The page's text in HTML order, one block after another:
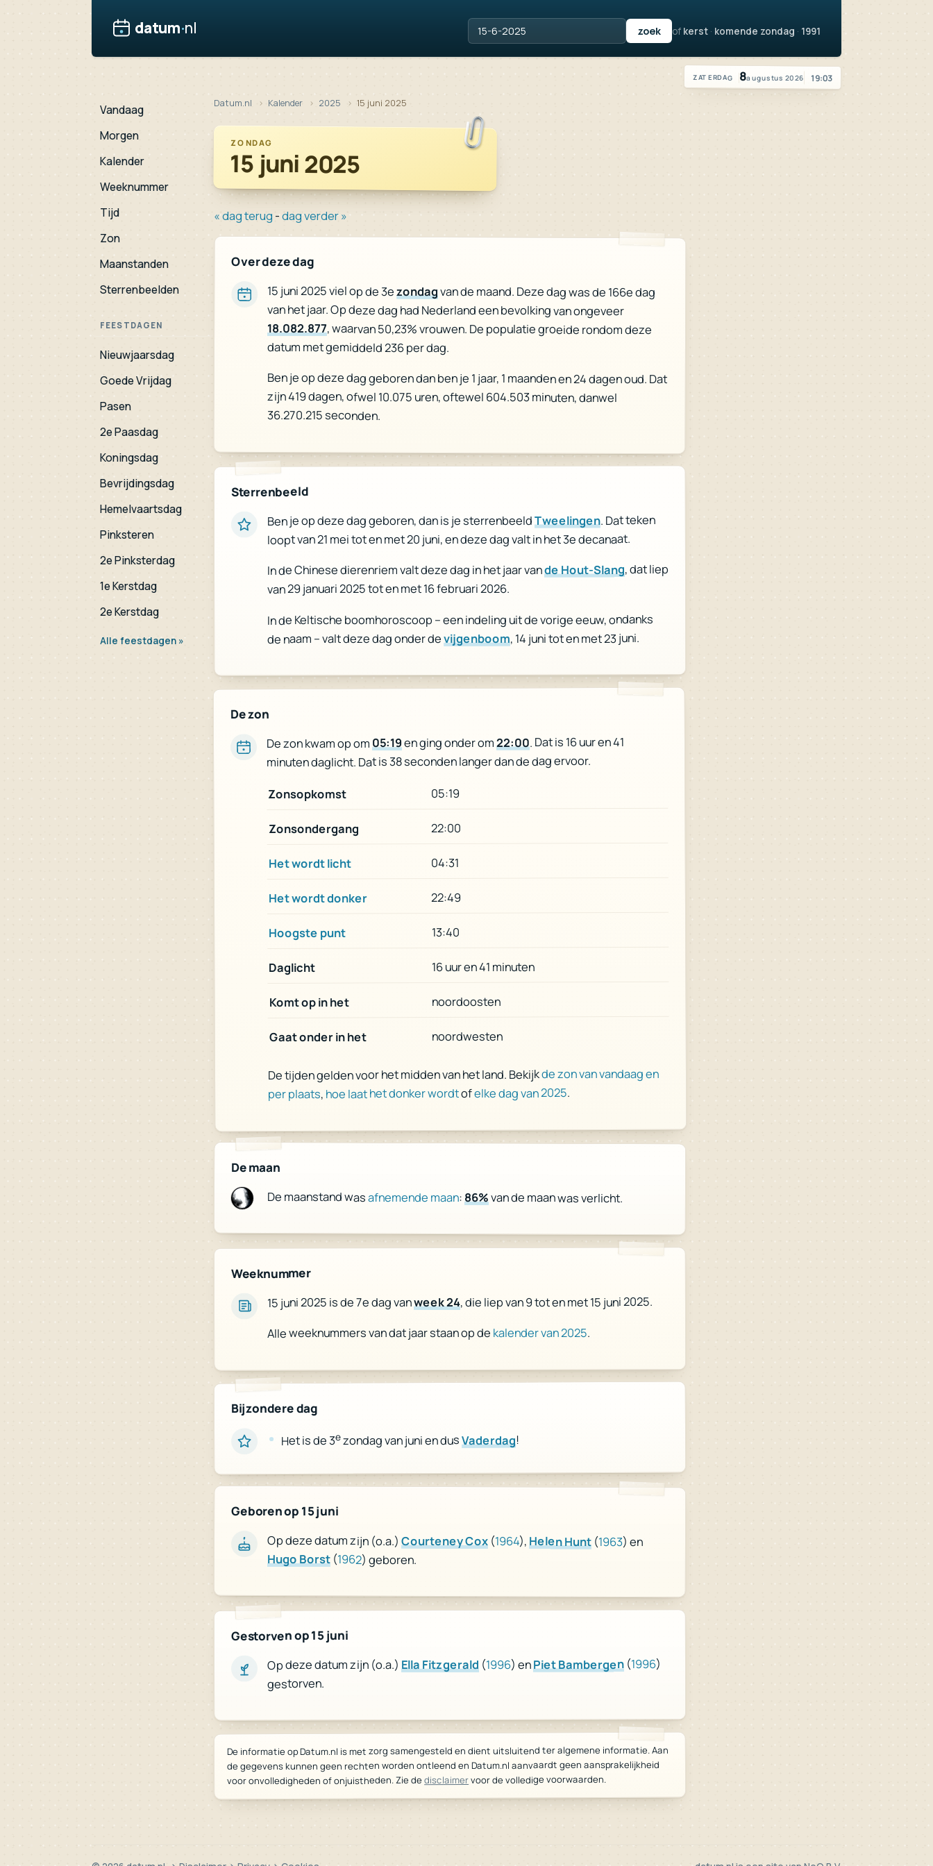
datum·nl
Vandaag is het zaterdag 8 augustus 2026
ZATERDAG 8augustus 2026 19:03
Vandaag
Morgen
Kalender
Weeknummer
Tijd
Zon
Maanstanden
Sterrenbeelden
FEESTDAGEN
Nieuwjaarsdag
Goede Vrijdag
Pasen
2e Paasdag
Koningsdag
Bevrijdingsdag
Hemelvaartsdag
Pinksteren
2e Pinksterdag
1e Kerstdag
2e Kerstdag
Alle feestdagen »
Datum.nl Kalender 2025 15 juni 2025
ZONDAG
15 juni 2025
« dag terug -dag verder »
Over deze dag
15 juni 2025 viel op de 3ezondagvan de maand. Deze dag was de 166e dag
van het jaar. Op deze dag had Nederland een bevolking van ongeveer
18.082.877, waarvan 50,23% vrouwen. De populatie groeide rondom deze
datum met gemiddeld 236 per dag.
Ben je op deze dag geboren dan ben je 1 jaar, 1 maanden en 24 dagen oud. Dat
zijn 419 dagen, ofwel 10.075 uren, oftewel 604.503 minuten, danwel
36.270.215 seconden.
Sterrenbeeld
Ben je op deze dag geboren, dan is je sterrenbeeldTweelingen. Dat teken
loopt van 21 mei tot en met 20 juni, en deze dag valt in het 3e decanaat.
In de Chinese dierenriem valt deze dag in het jaar vande Hout-Slang, dat liep
van 29 januari 2025 tot en met 16 februari 2026.
In de Keltische boomhoroscoop – een indeling uit de vorige eeuw, ondanks
de naam – valt deze dag onder devijgenboom, 14 juni tot en met 23 juni.
De zon
De zon kwam op om05:19en ging onder om22:00. Dat is 16 uur en 41
minuten daglicht. Dat is 38 seconden langer dan de dag ervoor.
Zonsopkomst 05:19
Zonsondergang 22:00
Het wordt licht 04:31
Het wordt donker 22:49
Hoogste punt 13:40
Daglicht 16 uur en 41 minuten
Komt op in het noordoosten
Gaat onder in het noordwesten
De tijden gelden voor het midden van het land. Bekijkde zon van vandaag en
per plaats, hoe laat het donker wordtofelke dag van 2025.
De maan
De maanstand wasafnemende maan:86%van de maan was verlicht.
Weeknummer
15 juni 2025 is de 7e dag vanweek 24, die liep van 9 tot en met 15 juni 2025.
Alle weeknummers van dat jaar staan op de kalender van 2025.
Bijzondere dag
Het is de 3ezondag van juni en dusVaderdag!
Geboren op 15 juni
Op deze datum zijn (o.a.)Courteney Cox(1964),Helen Hunt(1963) en
Hugo Borst(1962) geboren.
Gestorven op 15 juni
Op deze datum zijn (o.a.) Ella Fitzgerald (1996) enPiet Bambergen(1996)
gestorven.
De informatie op Datum.nl is met zorg samengesteld en dient uitsluitend ter algemene informatie. Aan
de gegevens kunnen geen rechten worden ontleend en Datum.nl aanvaardt geen aansprakelijkheid
voor onvolledigheden of onjuistheden. Zie dedisclaimervoor de volledige voorwaarden.
of kerst · komende zondag · 1991